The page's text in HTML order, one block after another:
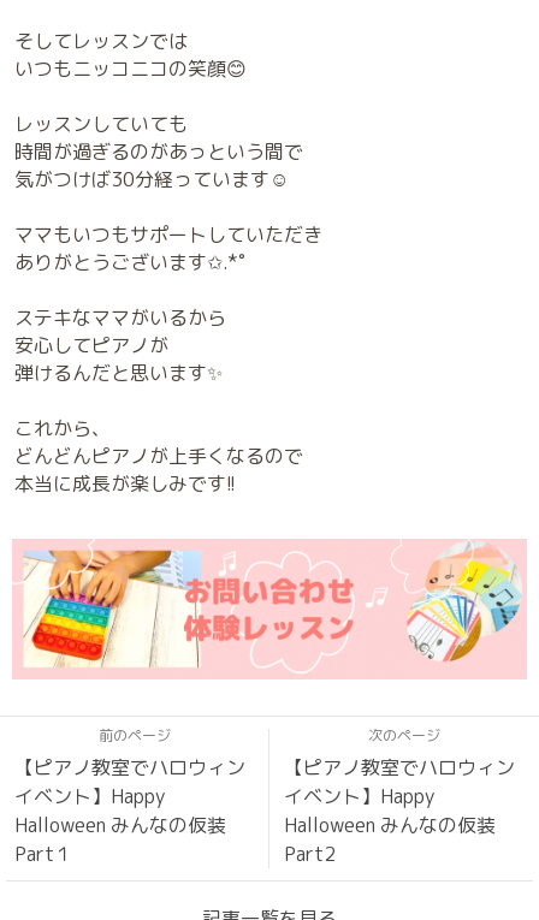
そしてレッスンでは
いつもニッコニコの笑顔😊
レッスンしていても
時間が過ぎるのがあっという間で
気がつけば30分経っています☺️
ママもいつもサポートしていただき
ありがとうございます✩.*˚
ステキなママがいるから
安心してピアノが
弾けるんだと思います✨
これから、
どんどんピアノが上手くなるので
本当に成長が楽しみです!!
前のページ
【ピアノ教室でハロウィン
イベント】Happy
Halloween みんなの仮装
Part１
次のページ
【ピアノ教室でハロウィン
イベント】Happy
Halloween みんなの仮装
Part2